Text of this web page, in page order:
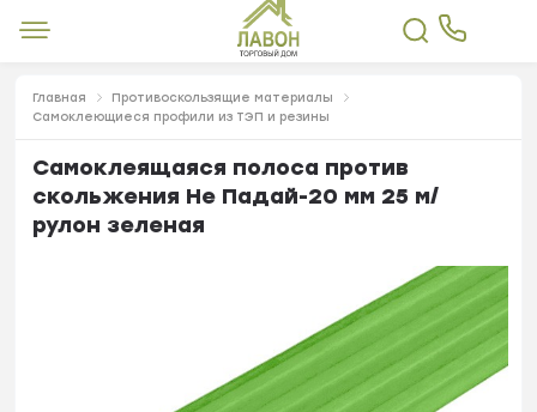
Главная
Противоскользящие материалы
Самоклеющиеся профили из ТЭП и резины
Самоклеящаяся полоса против
скольжения Не Падай-20 мм 25 м/
рулон зеленая